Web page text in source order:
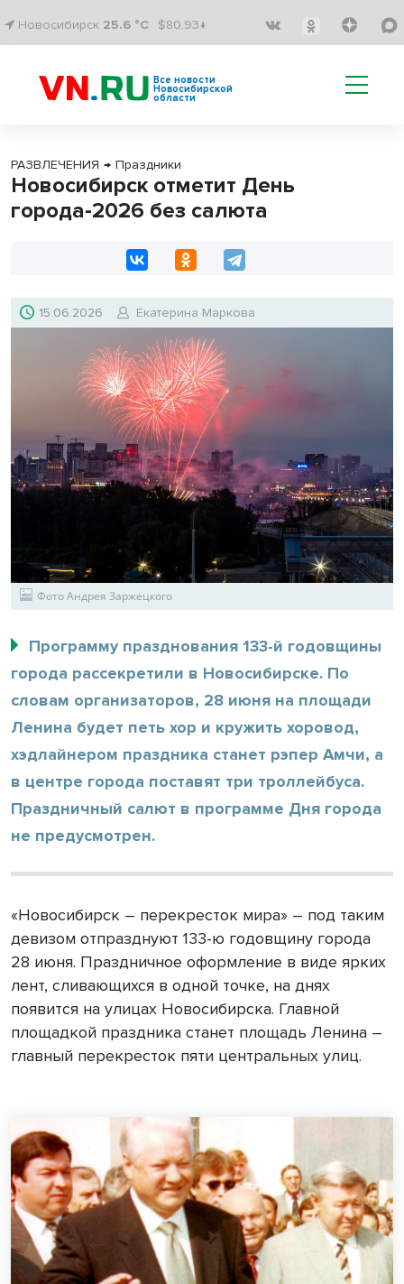
Новосибирск 25.6 °C $80.93↓
Все новости
Новосибирской
области
РАЗВЛЕЧЕНИЯ → Праздники
Новосибирск отметит День
города-2026 без салюта
15.06.2026 Екатерина Маркова
Фото Андрея Заржецкого
Программу празднования 133-й годовщины
города рассекретили в Новосибирске. По
словам организаторов, 28 июня на площади
Ленина будет петь хор и кружить хоровод,
хэдлайнером праздника станет рэпер Амчи, а
в центре города поставят три троллейбуса.
Праздничный салют в программе Дня города
не предусмотрен.
«Новосибирск – перекресток мира» – под таким
девизом отпразднуют 133-ю годовщину города
28 июня. Праздничное оформление в виде ярких
лент, сливающихся в одной точке, на днях
появится на улицах Новосибирска. Главной
площадкой праздника станет площадь Ленина –
главный перекресток пяти центральных улиц.